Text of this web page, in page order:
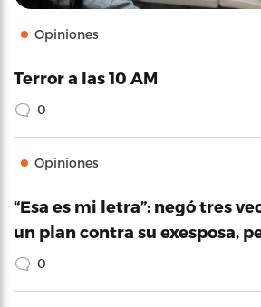
Opiniones
Terror a las 10 AM
0
Opiniones
“Esa es mi letra”: negó tres
un plan contra su exesposa,
0